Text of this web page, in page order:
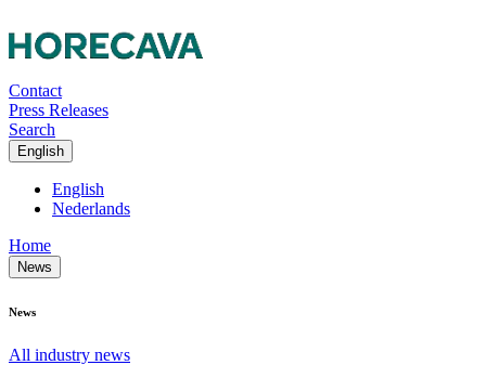
Contact
Press Releases
Search
English
English
Nederlands
Home
News
News
All industry news